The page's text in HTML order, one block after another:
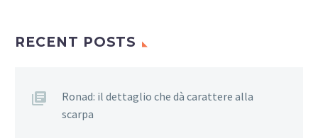
RECENT POSTS
Ronad: il dettaglio che dà carattere alla
scarpa